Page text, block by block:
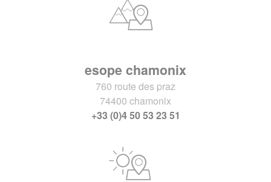
esope chamonix
760 route des praz
74400 chamonix
+33 (0)4 50 53 23 51